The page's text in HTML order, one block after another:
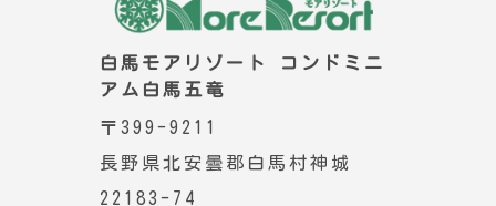
白馬モアリゾート コンドミニ
アム白馬五竜
〒399-9211
長野県北安曇郡白馬村神城
22183-74